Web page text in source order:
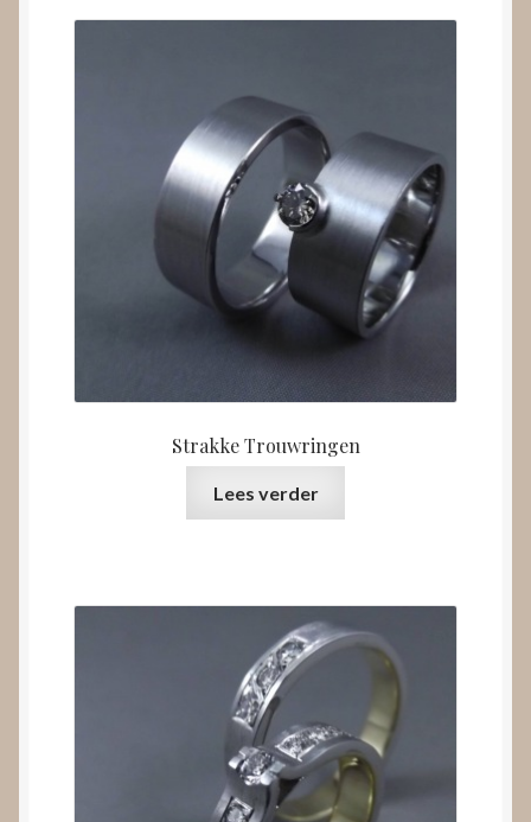
Strakke Trouwringen
Lees verder